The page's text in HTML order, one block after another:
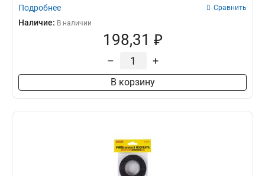
Подробнее Сравнить
Наличие: В наличии
198,31 ₽
– +
В корзину